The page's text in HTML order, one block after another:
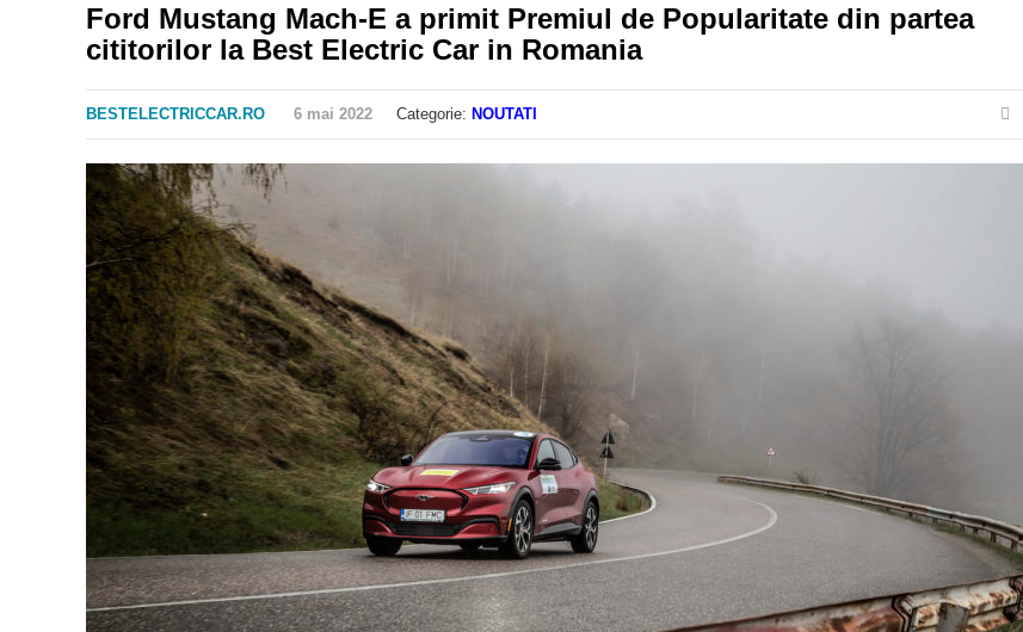
Ford Mustang Mach-E a primit Premiul de Popularitate din partea
cititorilor la Best Electric Car in Romania
BESTELECTRICCAR.RO 6 mai 2022 Categorie: NOUTATI